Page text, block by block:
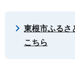
東根市ふるさ
こちら